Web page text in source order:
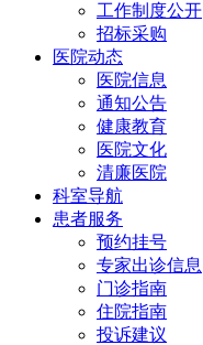
工作制度公开
招标采购
医院动态
医院信息
通知公告
健康教育
医院文化
清廉医院
科室导航
患者服务
预约挂号
专家出诊信息
门诊指南
住院指南
投诉建议